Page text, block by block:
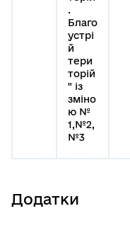
.
Благо
устрі
й
тери
торій
" із
зміно
ю №
1,№2,
№3
Додатки